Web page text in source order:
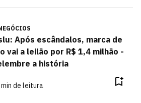
Após escândalos, marca de
vai a leilão por R$ 1,4 milhão -
a história
de leitura